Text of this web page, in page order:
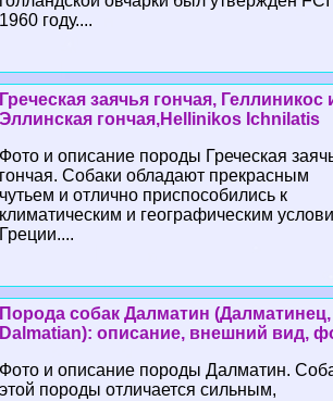
1960 году....
Греческая заячья гончая, Геллиникос
Эллинская гончая,Hellinikos Ichnilatis
Фото и описание породы Греческая
гончая. Собаки обладают прекрасным
чутьем и отлично приспособились к
климатическим и географическим
Греции....
Порода собак Далматин
Dalmatian): описание, внешний вид,
Фото и описание породы Далматин.
этой породы отличается сильным,